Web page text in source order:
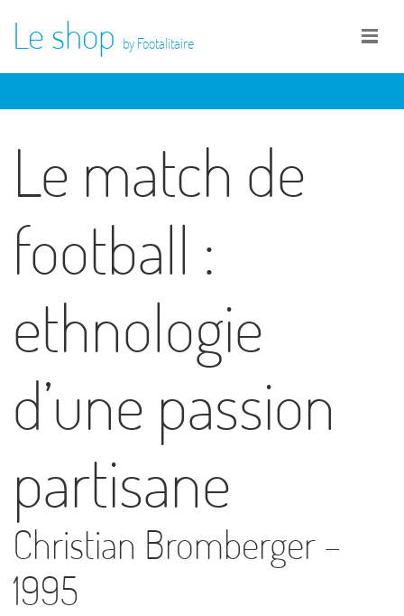
Le shop by Footalitaire
Le match de
football :
ethnologie
d’une passion
partisane
Christian Bromberger –
1995